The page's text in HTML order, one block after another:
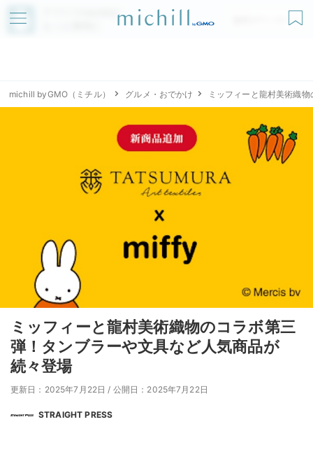
アプリでmichillが
無料ダウンロード
michill byGMO（ミチル） グルメ・おでかけ ミッフィーと龍村美術織
ミッフィーと龍村美術織物のコラボ第三
弾！タンブラーや文具など人気商品が
続々登場
更新日：2025年7月22日 / 公開日：2025年7月22日
STRAIGHT PRESS